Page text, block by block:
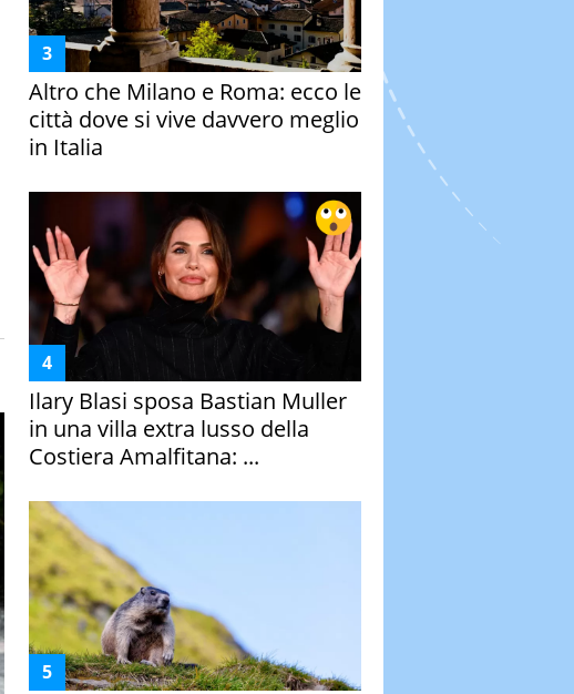
Altro che Milano e Roma: ecco le
città dove si vive davvero meglio
in Italia
Ilary Blasi sposa Bastian Muller
in una villa extra lusso della
Costiera Amalfitana: ...